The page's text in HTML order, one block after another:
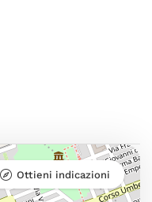
Ottieni indicazioni